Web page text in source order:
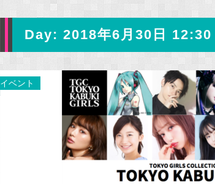
Day: 2018年6月30日 12:30
イベント